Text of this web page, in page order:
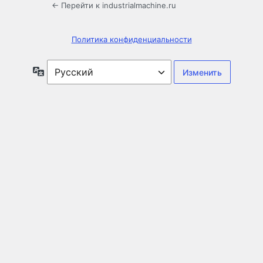
← Перейти к industrialmachine.ru
Политика конфиденциальности
Язык